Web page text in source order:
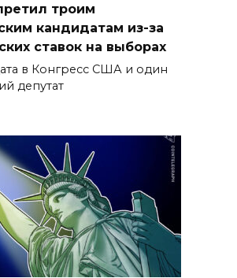
троим
кандидатам из-за
ставок на выборах
в Конгресс США и один
депутат